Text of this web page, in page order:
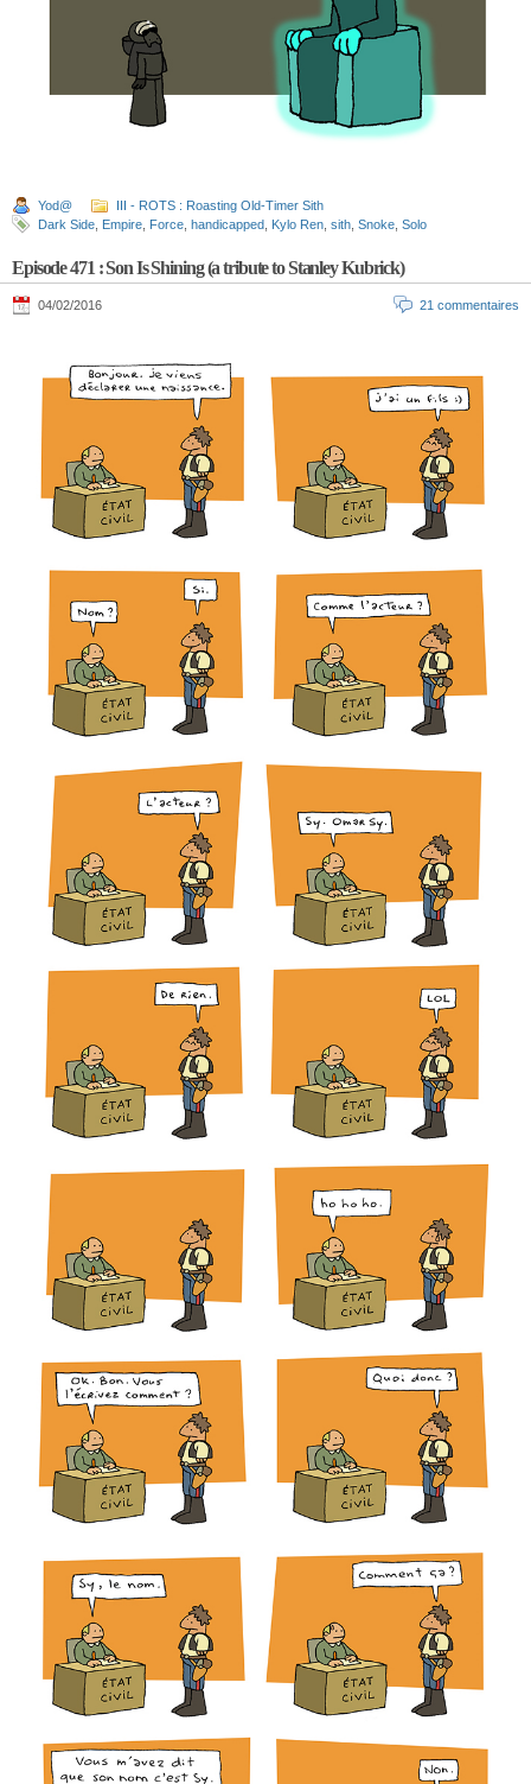
Yod@
III - ROTS : Roasting Old-Timer Sith
Dark Side
Empire Force handicapped Kylo Ren sith Snoke Solo
Episode 471 : Son Is Shining (a tribute to Stanley Kubrick)
04/02/2016 21 commentaires